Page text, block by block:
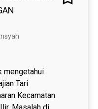
menjelaskan
Dinamika, dan
metode
pengumpulan
Analisa data
Realibilitas, Uji
Uji T. Setelah
data yang
mengetahui
Tari
Kecamatan